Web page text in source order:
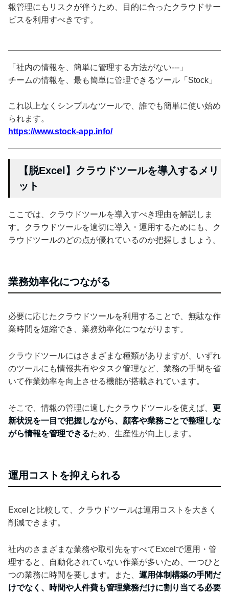
報管理にもリスクが伴うため、目的に合ったクラウドサー
ビスを利用すべきです。
「社内の情報を、簡単に管理する方法がない---」
チームの情報を、最も簡単に管理できるツール「Stock」
これ以上なくシンプルなツールで、誰でも簡単に使い始め
られます。
https://www.stock-app.info/
【脱Excel】クラウドツールを導入するメリ
ット
ここでは、クラウドツールを導入すべき理由を解説しま
す。クラウドツールを適切に導入・運用するためにも、ク
ラウドツールのどの点が優れているのか把握しましょう。
業務効率化につながる
必要に応じたクラウドツールを利用することで、無駄な作
業時間を短縮でき、業務効率化につながります。
クラウドツールにはさまざまな種類がありますが、いずれ
のツールにも情報共有やタスク管理など、業務の手間を省
いて作業効率を向上させる機能が搭載されています。
そこで、情報の管理に適したクラウドツールを使えば、 更
新状況を一目で把握しながら、顧客や業務ごとで整理しな
がら情報を管理できるため、生産性が向上します。
運用コストを抑えられる
Excelと比較して、クラウドツールは運用コストを大きく
削減できます。
社内のさまざまな業務や取引先をすべてExcelで運用・管
理すると、自動化されていない作業が多いため、一つひと
つの業務に時間を要します。また、 運用体制構築の手間だ
けでなく、時間や人件費も管理業務だけに割り当てる必要